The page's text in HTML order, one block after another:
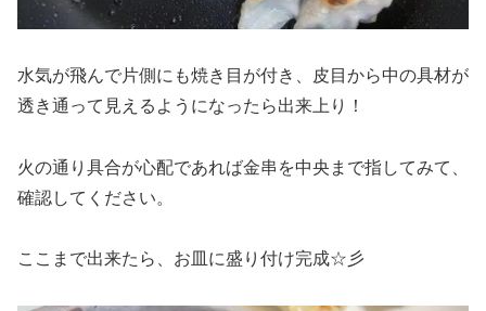
水気が飛んで片側にも焼き目が付き、皮目から中の具材が
透き通って見えるようになったら出来上り！
火の通り具合が心配であれば金串を中央まで指してみて、
確認してください。
ここまで出来たら、お皿に盛り付け完成☆彡